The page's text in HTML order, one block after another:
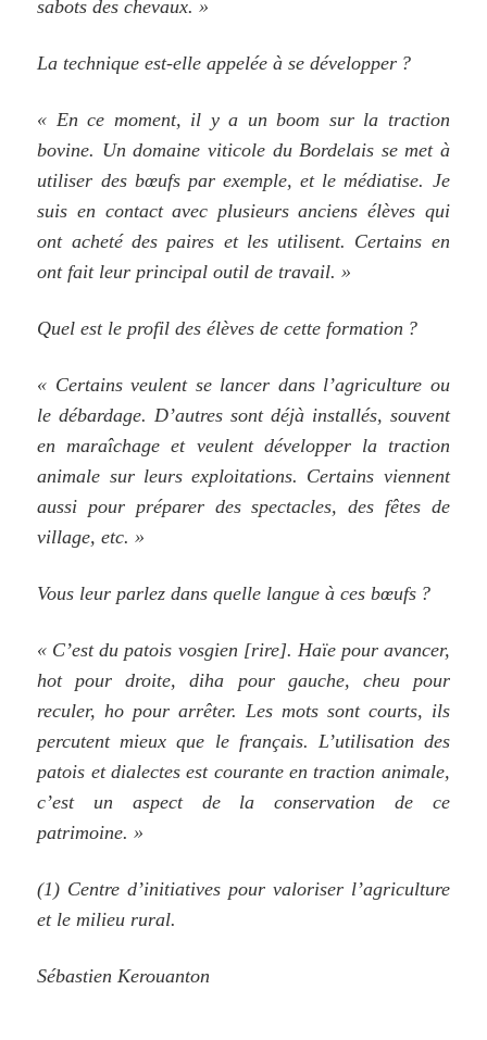
sabots des chevaux. »
La technique est-elle appelée à se développer ?
« En ce moment, il y a un boom sur la traction
bovine. Un domaine viticole du Bordelais se met à
utiliser des bœufs par exemple, et le médiatise. Je
suis en contact avec plusieurs anciens élèves qui
ont acheté des paires et les utilisent. Certains en
ont fait leur principal outil de travail. »
Quel est le profil des élèves de cette formation ?
« Certains veulent se lancer dans l’agriculture ou
le débardage. D’autres sont déjà installés, souvent
en maraîchage et veulent développer la traction
animale sur leurs exploitations. Certains viennent
aussi pour préparer des spectacles, des fêtes de
village, etc. »
Vous leur parlez dans quelle langue à ces bœufs ?
« C’est du patois vosgien [rire]. Haïe pour avancer,
hot pour droite, diha pour gauche, cheu pour
reculer, ho pour arrêter. Les mots sont courts, ils
percutent mieux que le français. L’utilisation des
patois et dialectes est courante en traction animale,
c’est un aspect de la conservation de ce
patrimoine. »
(1) Centre d’initiatives pour valoriser l’agriculture
et le milieu rural.
Sébastien Kerouanton